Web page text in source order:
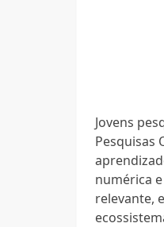
Jovens
Pesquisas
numérica
relevante,